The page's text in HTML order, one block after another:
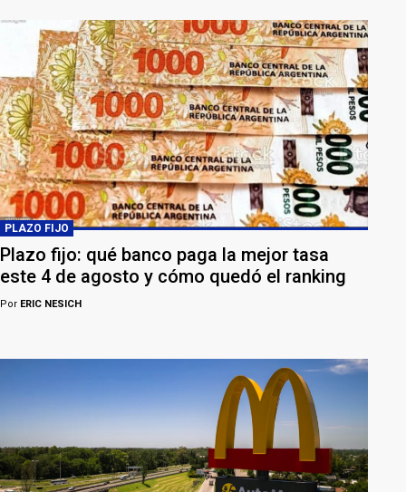
PLAZO FIJO
Plazo fijo: qué banco paga la mejor tasa
este 4 de agosto y cómo quedó el ranking
Por ERIC NESICH